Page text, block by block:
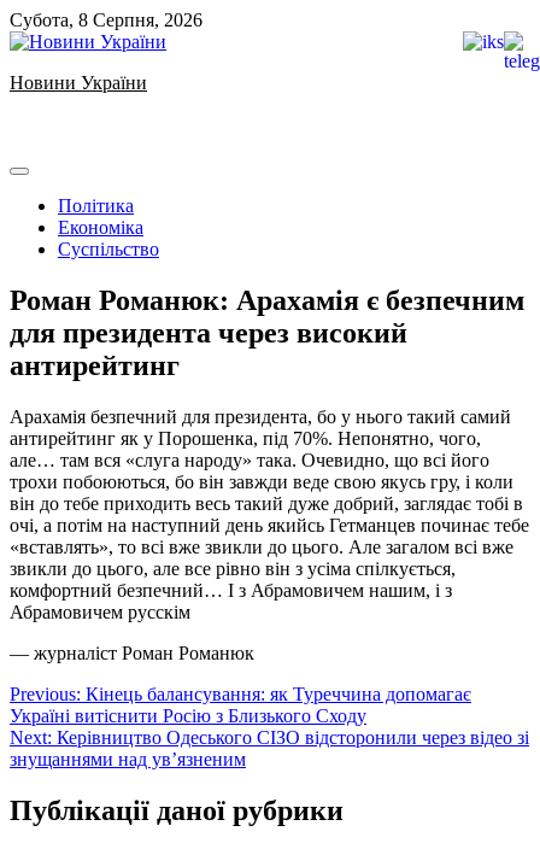
Skip
to
Субота, 8 Серпня, 2026
Новини України
Політика
Економіка
Суспільство
Роман Романюк: Арахамія є безпечним
для президента через високий
антирейтинг
Арахамія безпечний для президента, бо у нього такий самий
антирейтинг як у Порошенка, під 70%. Непонятно, чого,
але… там вся «слуга народу» така. Очевидно, що всі його
трохи побоюються, бо він завжди веде свою якусь гру, і коли
він до тебе приходить весь такий дуже добрий, заглядає тобі в
очі, а потім на наступний день якийсь Гетманцев починає тебе
«вставлять», то всі вже звикли до цього. Але загалом всі вже
звикли до цього, але все рівно він з усіма спілкується,
комфортний безпечний… І з Абрамовичем нашим, і з
Абрамовичем русскім
— журналіст Роман Романюк
Навігація
записів
Previous: Кінець балансування: як Туреччина допомагає
Україні витіснити Росію з Близького Сходу
Next: Керівництво Одеського СІЗО відсторонили через відео зі
знущаннями над ув’язненим
Публікації даної рубрики